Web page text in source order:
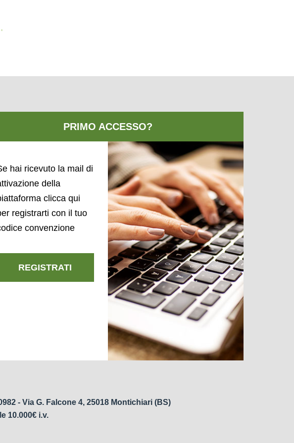
hai ricevuto la mail di
della
clicca qui
registrarti con il tuo
convenzione
REGISTRATI
- Via G. Falcone 4, 25018 Montichiari (BS)
10.000€ i.v.